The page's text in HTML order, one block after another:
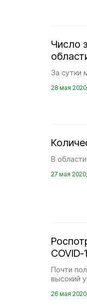
Число
За сутки
28 мая
В
27 мая
COVID-
Почти
высокий
26 мая